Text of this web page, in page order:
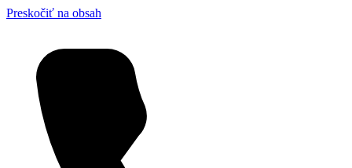
Preskočiť na obsah